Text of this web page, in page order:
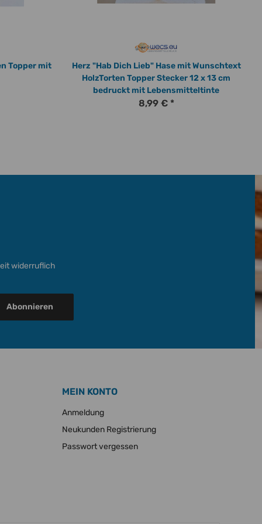
Topper mit
Herz "Hab Dich Lieb" Hase mit Wunschtext
HolzTorten Topper Stecker 12 x 13 cm
bedruckt mit Lebensmitteltinte
8,99 € *
widerruflich
Abonnieren
MEIN KONTO
Anmeldung
Neukunden Registrierung
Passwort vergessen